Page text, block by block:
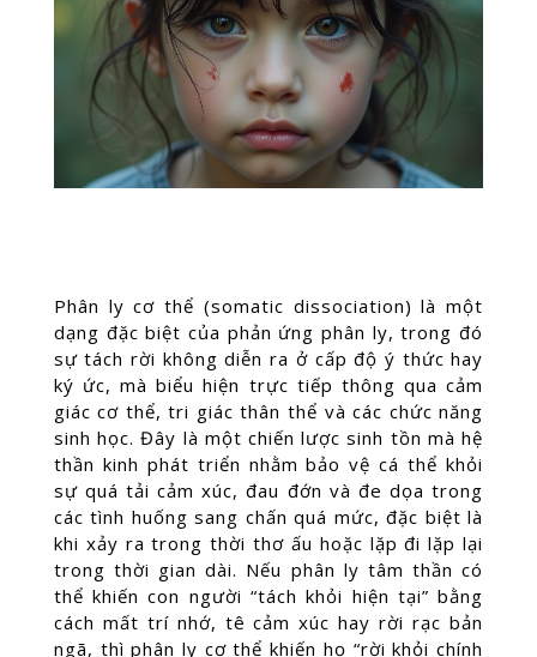
Phân ly cơ thể (somatic dissociation) là một
dạng đặc biệt của phản ứng phân ly, trong đó
sự tách rời không diễn ra ở cấp độ ý thức hay
ký ức, mà biểu hiện trực tiếp thông qua cảm
giác cơ thể, tri giác thân thể và các chức năng
sinh học. Đây là một chiến lược sinh tồn mà hệ
thần kinh phát triển nhằm bảo vệ cá thể khỏi
sự quá tải cảm xúc, đau đớn và đe dọa trong
các tình huống sang chấn quá mức, đặc biệt là
khi xảy ra trong thời thơ ấu hoặc lặp đi lặp lại
trong thời gian dài. Nếu phân ly tâm thần có
thể khiến con người “tách khỏi hiện tại” bằng
cách mất trí nhớ, tê cảm xúc hay rời rạc bản
ngã, thì phân ly cơ thể khiến họ “rời khỏi chính